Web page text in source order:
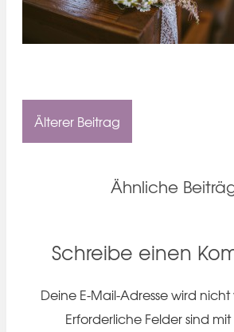
Älterer Beitrag
Ähnliche
Schreibe einen
Deine E-Mail-Adresse wird
Erforderliche Felder sind mit